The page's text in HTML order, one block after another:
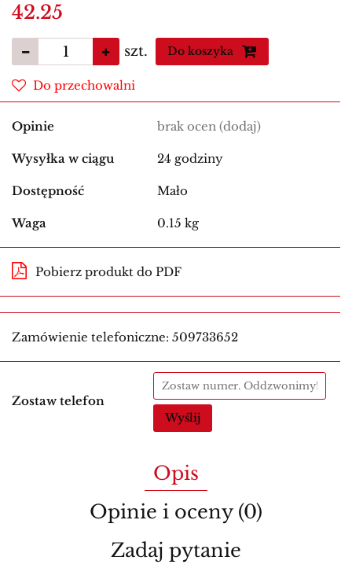
42.25
szt. Do koszyka
Do przechowalni
Opinie brak ocen (dodaj)
Wysyłka w ciągu 24 godziny
Dostępność Mało
Waga 0.15 kg
Pobierz produkt do PDF
Zamówienie telefoniczne: 509733652
Zostaw telefon
Wyślij
Opis
Opinie i oceny (0)
Zadaj pytanie